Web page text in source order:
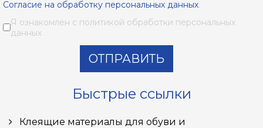
Согласие на обработку персональных данных.
Я ознакомлен с политикой обработки персональных
данных
ОТПРАВИТЬ
Быстрые ссылки
Клеящие материалы для обуви и